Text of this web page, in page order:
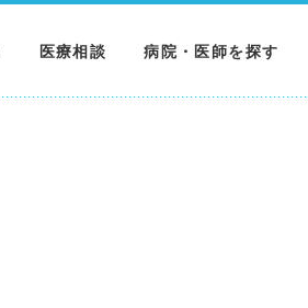
医療相談 病院・医師を探す